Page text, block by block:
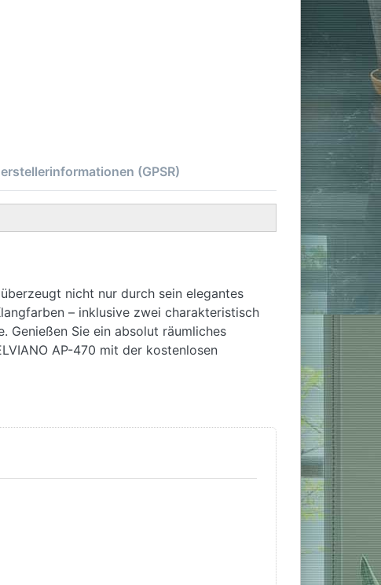
(GPSR)
nicht nur durch sein elegantes
– inklusive zwei charakteristisch
Genießen Sie ein absolut räumliches
AP-470 mit der kostenlosen